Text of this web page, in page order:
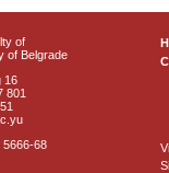
of
of Belgrade
16
801
5666-68